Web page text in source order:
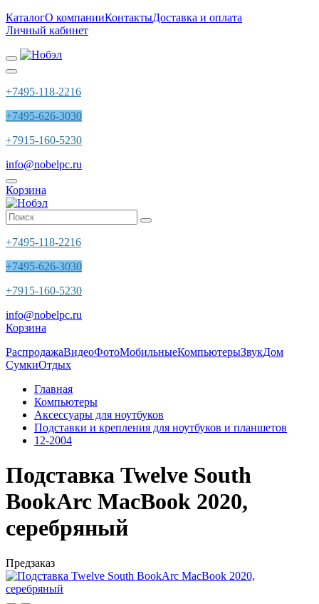
КаталогО компанииКонтактыДоставка и оплата
Личный кабинет
+7495-118-2216
+7495-626-3030
+7915-160-5230
info@nobelpc.ru
Корзина
+7495-118-2216
+7495-626-3030
+7915-160-5230
info@nobelpc.ru
Корзина
РаспродажаВидеоФотоМобильныеКомпьютерыЗвукДом
СумкиОтдых
Главная
Компьютеры
Аксессуары для ноутбуков
Подставки и крепления для ноутбуков и планшетов
12-2004
Подставка Twelve South
BookArc MacBook 2020,
серебряный
Предзаказ